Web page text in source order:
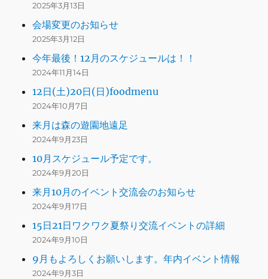
2025年3月13日
会場変更のお知らせ
2025年3月12日
今年最後！12月のスケジュールは！！
2024年11月14日
12日(土)20日(日)foodmenu
2024年10月7日
来月は森の遊園地遠足
2024年9月23日
10月スケジュール予定です。
2024年9月20日
来月10月のイベント交流会のお知らせ
2024年9月17日
15日21日ワクワク夏祭り交流イベントの詳細
2024年9月10日
9月もよろしくお願いします。年内イベント情報
2024年9月3日